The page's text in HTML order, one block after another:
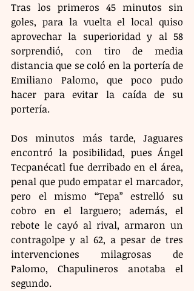
Tras los primeros 45 minutos sin
goles, para la vuelta el local quiso
aprovechar la superioridad y al 58
sorprendió, con tiro de media
distancia que se coló en la portería de
Emiliano Palomo, que poco pudo
hacer para evitar la caída de su
portería.
Dos minutos más tarde, Jaguares
encontró la posibilidad, pues Ángel
Tecpanécatl fue derribado en el área,
penal que pudo empatar el marcador,
pero el mismo “Tepa” estrelló su
cobro en el larguero; además, el
rebote le cayó al rival, armaron un
contragolpe y al 62, a pesar de tres
intervenciones milagrosas de
Palomo, Chapulineros anotaba el
segundo.